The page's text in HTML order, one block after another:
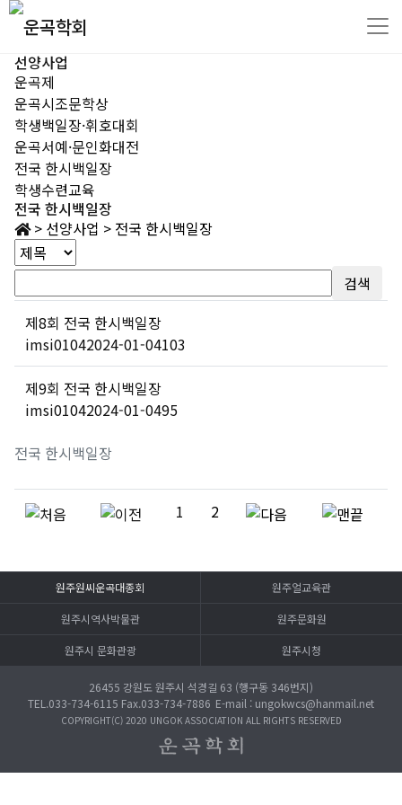
선양사업
운곡제
운곡시조문학상
학생백일장·휘호대회
운곡서예·문인화대전
전국 한시백일장
학생수련교육
전국 한시백일장
> 선양사업 > 전국 한시백일장
검색
전국 한시백일장
제8회 전국 한시백일장
imsi01042024-01-04103
제9회 전국 한시백일장
imsi01042024-01-0495
1 2
원주원씨운곡대종회 원주얼교육관
원주시역사박물관 원주문화원
원주시 문화관광 원주시청
26455 강원도 원주시 석경길 63 (행구동 346번지)
TEL.033-734-6115 Fax.033-734-7886 E-mail : ungokwcs@hanmail.net
COPYRIGHT(C) 2020 UNGOK ASSOCIATION ALL RIGHTS RESERVED